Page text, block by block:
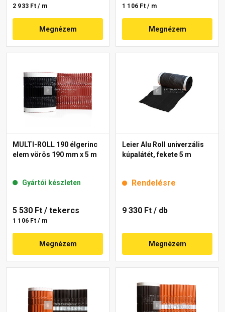
2 933 Ft / m
Megnézem
1 106 Ft / m
Megnézem
MULTI-ROLL 190 élgerinc
elem vörös 190 mm x 5 m
Gyártói készleten
5 530 Ft / tekercs
1 106 Ft / m
Megnézem
Leier Alu Roll univerzális
kúpalátét, fekete 5 m
Rendelésre
9 330 Ft / db
Megnézem